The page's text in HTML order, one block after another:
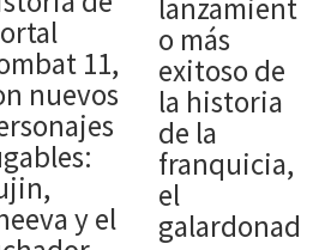
11,
nuevos
y el
lanzamient
o más
exitoso de
la historia
de la
franquicia,
el
galardonad